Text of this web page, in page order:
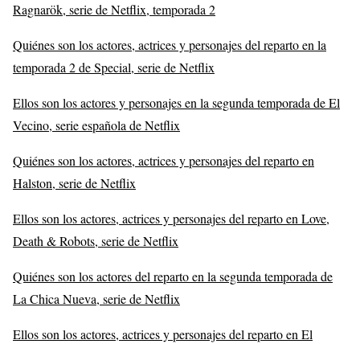
Ragnarök, serie de Netflix, temporada 2
Quiénes son los actores, actrices y personajes del reparto en la
temporada 2 de Special, serie de Netflix
Ellos son los actores y personajes en la segunda temporada de El
Vecino, serie española de Netflix
Quiénes son los actores, actrices y personajes del reparto en
Halston, serie de Netflix
Ellos son los actores, actrices y personajes del reparto en Love,
Death & Robots, serie de Netflix
Quiénes son los actores del reparto en la segunda temporada de
La Chica Nueva, serie de Netflix
Ellos son los actores, actrices y personajes del reparto en El